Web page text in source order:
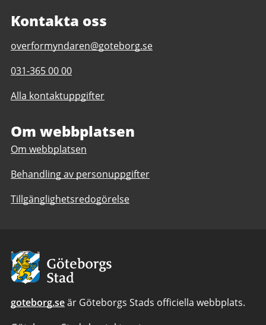
Kontakta oss
E-
till
Överförmyndaren
overformyndaren@goteborg.se
Telefonnummer
Överförmyndaren
031-365 00 00
Alla kontaktuppgifter
Om webbplatsen
Om webbplatsen
Behandling av personuppgifter
Tillgänglighetsredogörelse
Avsändare:
Göteborgs
Stad
goteborg.seär Göteborgs Stads officiella webbplats.